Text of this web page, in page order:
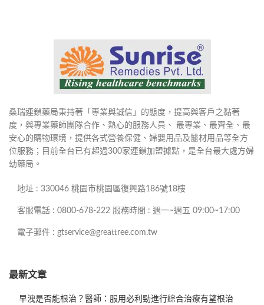
桑瑞連鎖藥局秉持著「專業與誠信」的態度，提高與客戶之黏著
度，與專業藥師團隊合作、熱心的服務人員、 最專業、最齊全、最
安心的購物環境，提供各式營養保健、婦嬰用品及醫材用品等全方
位服務；目前全台已有超過300家連鎖加盟據點，是全台最大處方婦
幼藥局。
地址 : 330046 桃園市桃園區復興路186號18樓
客服電話 : 0800-678-222 服務時間 : 週一~週五 09:00~17:00
電子郵件 : gtservice@greattree.com.tw
最新文章
早洩是否能根治？醫師：服用必利勁進行綜合治療有望根治